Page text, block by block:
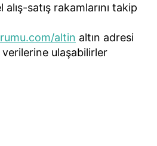
satış rakamlarını takip
altin altın adresi
verilerine ulaşabilirler